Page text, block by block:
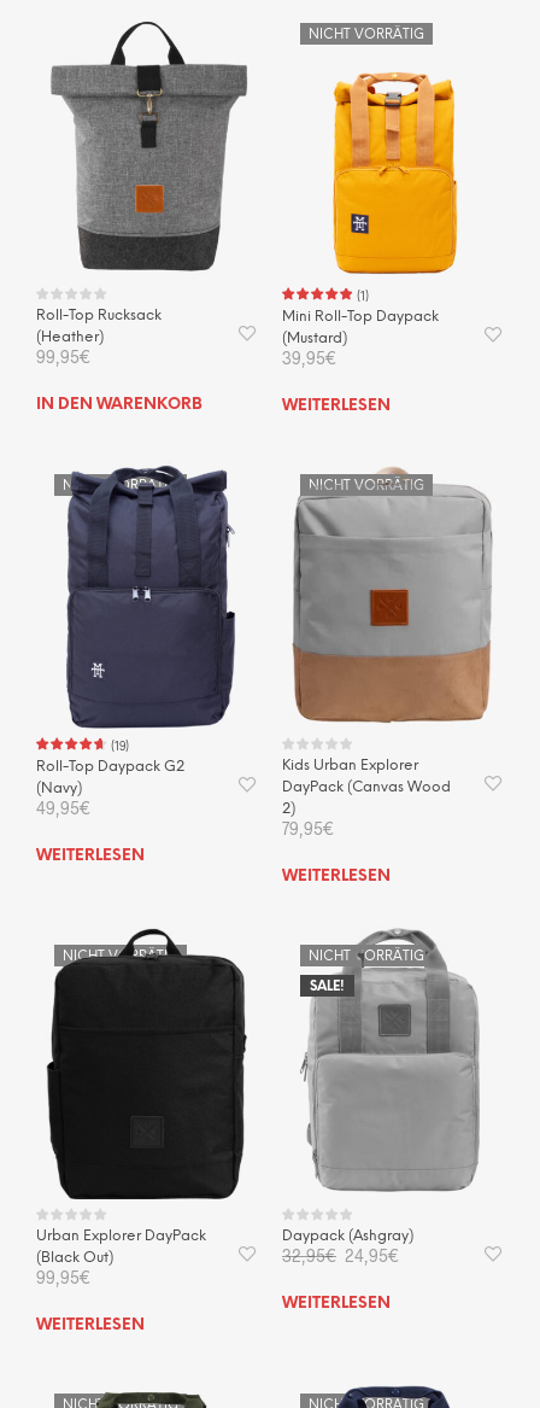
Roll-Top Rucksack
(Heather)
99,95€
IN DEN WARENKORB
NICHT VORRÄTIG
(1)
Mini Roll-Top Daypack
(Mustard)
39,95€
WEITERLESEN
NICHT VORRÄTIG
(19)
Roll-Top Daypack G2
(Navy)
49,95€
WEITERLESEN
NICHT VORRÄTIG
Kids Urban Explorer
DayPack (Canvas Wood
2)
79,95€
WEITERLESEN
NICHT VORRÄTIG
Urban Explorer DayPack
(Black Out)
99,95€
WEITERLESEN
SALE!
NICHT VORRÄTIG
Daypack (Ashgray)
32,95€ Ursprünglicher
Preis
32,95€
24,95€ Aktueller
WEITERLESEN